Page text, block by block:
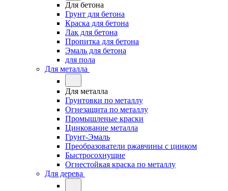
Для бетона
Грунт для бетона
Краска для бетона
Лак для бетона
Пропитка для бетона
Эмаль для бетона
для пола
Для металла
Для металла
Грунтовки по металлу
Огнезащита по металлу
Промышленые краски
Цинкование металла
Грунт-Эмаль
Преобразователи ржавчины с цинком
Быстросохнущие
Огнестойкая краска по металлу
Для дерева